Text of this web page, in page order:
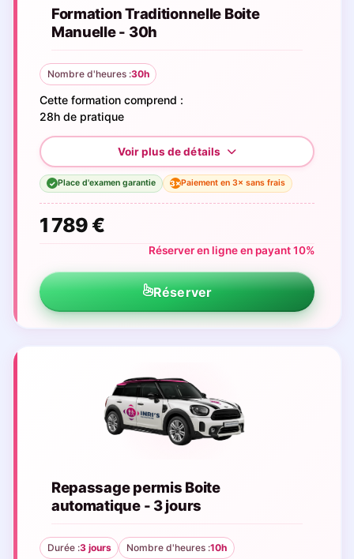
Formation Traditionnelle Boite
Manuelle - 30h
Nombre d'heures :30h
Cette formation comprend :
28h de pratique
✓ Place d'examen garantie 3×Paiement en 3× sans frais
1 789 €
Réserver en ligne en payant 10%
Réserver
Repassage permis Boite
automatique - 3 jours
Durée :3 jours Nombre d'heures :10h